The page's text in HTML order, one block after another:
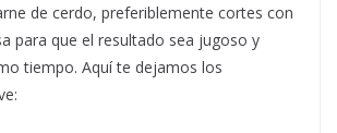
de cerdo, preferiblemente cortes con
para que el resultado sea jugoso y
tiempo. Aquí te dejamos los